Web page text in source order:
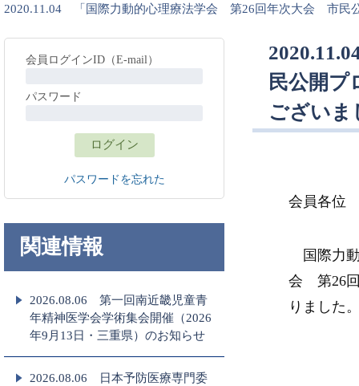
2020.11.04 「国際力動的心理療法学会 第26回年次大会 市民
民公開
ございま
会員各位
国際力動
会 第26回
りました
会員ログインID（E-mail）
パスワード
パスワードを忘れた
関連情報
2026.08.06 第一回南近畿児童青
年精神医学会学術集会開催（2026
年9月13日・三重県）のお知らせ
2026.08.06 日本予防医療専門委